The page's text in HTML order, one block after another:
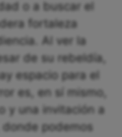
o a buscar el
fortaleza
Al ver la
de su rebeldía,
espacio para el
es, en sí mismo,
y una invitación a
podemos